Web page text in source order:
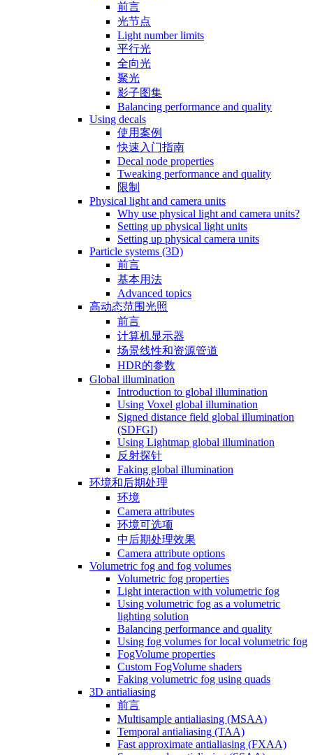
前言
光节点
Light number limits
平行光
全向光
聚光
影子图集
Balancing performance and quality
Using decals
使用案例
快速入门指南
Decal node properties
Tweaking performance and quality
限制
Physical light and camera units
Why use physical light and camera units?
Setting up physical light units
Setting up physical camera units
Particle systems (3D)
前言
基本用法
Advanced topics
高动态范围光照
前言
计算机显示器
场景线性和资源管道
HDR的参数
Global illumination
Introduction to global illumination
Using Voxel global illumination
Signed distance field global illumination
(SDFGI)
Using Lightmap global illumination
反射探针
Faking global illumination
环境和后期处理
环境
Camera attributes
环境可选项
中后期处理效果
Camera attribute options
Volumetric fog and fog volumes
Volumetric fog properties
Light interaction with volumetric fog
Using volumetric fog as a volumetric
lighting solution
Balancing performance and quality
Using fog volumes for local volumetric fog
FogVolume properties
Custom FogVolume shaders
Faking volumetric fog using quads
3D antialiasing
前言
Multisample antialiasing (MSAA)
Temporal antialiasing (TAA)
Fast approximate antialiasing (FXAA)